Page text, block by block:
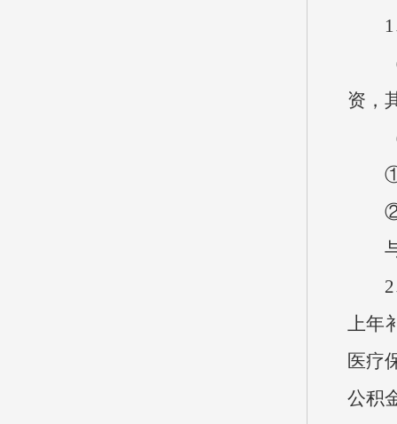
1、
（1
资，
（2
①企
②国
与
2、
上年
医疗
公积